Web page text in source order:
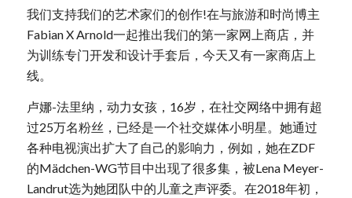
我们支持我们的艺术家们的创作!在与旅游和时尚博主
Fabian X Arnold一起推出我们的第一家网上商店，并
为训练专门开发和设计手套后，今天又有一家商店上
线。
卢娜-法里纳，动力女孩，16岁，在社交网络中拥有超
过25万名粉丝，已经是一个社交媒体小明星。她通过
各种电视演出扩大了自己的影响力，例如，她在ZDF
的Mädchen-WG节目中出现了很多集，被Lena Meyer-
Landrut选为她团队中的儿童之声评委。在2018年初，